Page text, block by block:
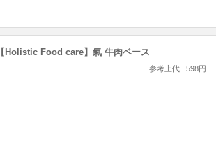
【Holistic Food care】氣 牛肉ベース
参考上代 598円